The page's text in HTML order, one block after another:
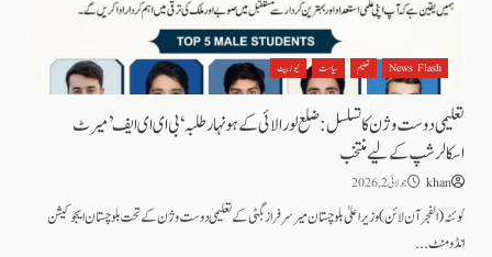
News Flash تعلیم سیاست نیوز بیٹ
تعلیمی دوست وژن کا تسلسل: ضلع لورالائی کے ہونہار طلبہ ‘بی ای ای ایف’ میرٹ
اسکالرشپ کے لیے منتخب
khan جولائی 2, 2026
کوئٹہ( الفجرآن لائن) وزیراعلیٰ بلوچستان میر سرفراز بگٹی کے تعلیمی دوست وژن کے تحت بلوچستان ایجوکیشن
انڈومنٹ...